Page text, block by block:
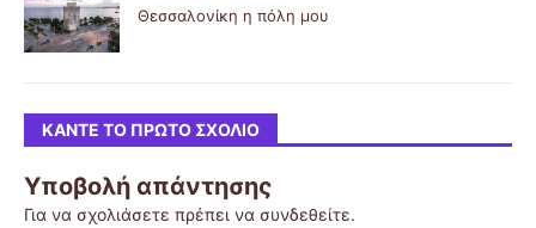
Θεσσαλονίκη η πόλη μου
ΚΆΝΤΕ ΤΟ ΠΡΏΤΟ ΣΧΌΛΙΟ
Υποβολή απάντησης
Για να σχολιάσετε πρέπει να συνδεθείτε.